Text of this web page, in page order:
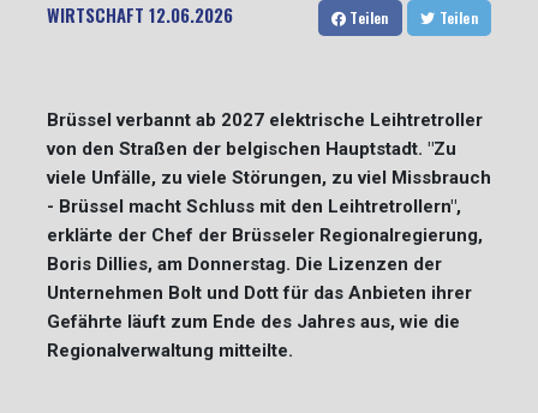
WIRTSCHAFT 12.06.2026 Teilen Teilen
Brüssel verbannt ab 2027 elektrische Leihtretroller
von den Straßen der belgischen Hauptstadt. "Zu
viele Unfälle, zu viele Störungen, zu viel Missbrauch
- Brüssel macht Schluss mit den Leihtretrollern",
erklärte der Chef der Brüsseler Regionalregierung,
Boris Dillies, am Donnerstag. Die Lizenzen der
Unternehmen Bolt und Dott für das Anbieten ihrer
Gefährte läuft zum Ende des Jahres aus, wie die
Regionalverwaltung mitteilte.